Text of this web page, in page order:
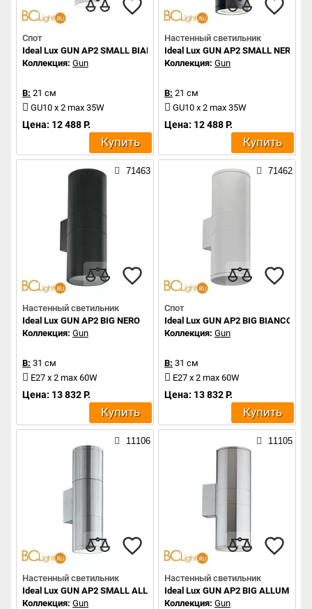
Спот
Ideal Lux GUN AP2 SMALL BIANCO
Коллекция: Gun
В: 21 см
GU10 x 2 max 35W
Цена: 12 488 Р.
Купить
Настенный светильник
Ideal Lux GUN AP2 SMALL NERO
Коллекция: Gun
В: 21 см
GU10 x 2 max 35W
Цена: 12 488 Р.
Купить
71463
Настенный светильник
Ideal Lux GUN AP2 BIG NERO
Коллекция: Gun
В: 31 см
E27 x 2 max 60W
Цена: 13 832 Р.
Купить
71462
Спот
Ideal Lux GUN AP2 BIG BIANCO
Коллекция: Gun
В: 31 см
E27 x 2 max 60W
Цена: 13 832 Р.
Купить
11106
Настенный светильник
Ideal Lux GUN AP2 SMALL ALLUMINIO
Коллекция: Gun
11105
Настенный светильник
Ideal Lux GUN AP2 BIG ALLUMINIO
Коллекция: Gun